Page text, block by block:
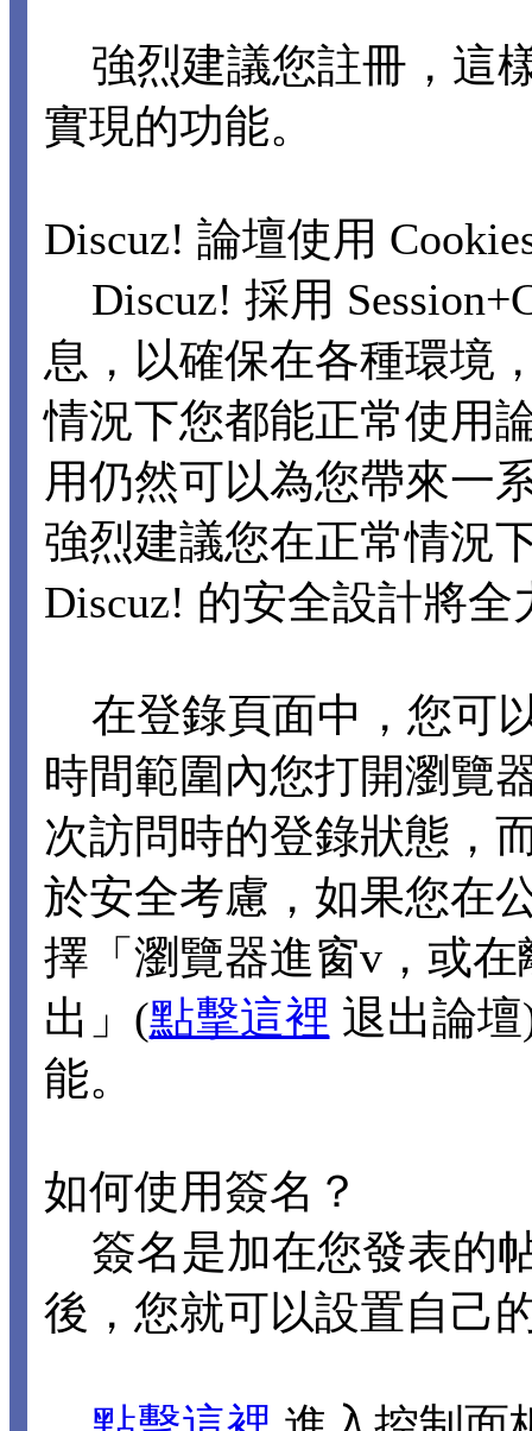
強烈建議您註冊，這
實現的功能。
Discuz! 論壇使用
Discuz! 採用
息，以確保在各種環境
情況下您都能正常使用
用仍然可以為您帶來一
強烈建議您在正常情況
Discuz! 的安全設計將
在登錄頁面中，您可
時間範圍內您打開瀏覽
次訪問時的登錄狀態，
於安全考慮，如果您在
擇「瀏覽器進窗v，或
出」(點擊這裡 退出論
能。
如何使用簽名？
簽名是加在您發表的
後，您就可以設置自己